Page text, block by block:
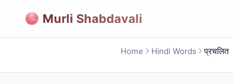
Murli Shabdavali
Home Hindi Words प्रचलित